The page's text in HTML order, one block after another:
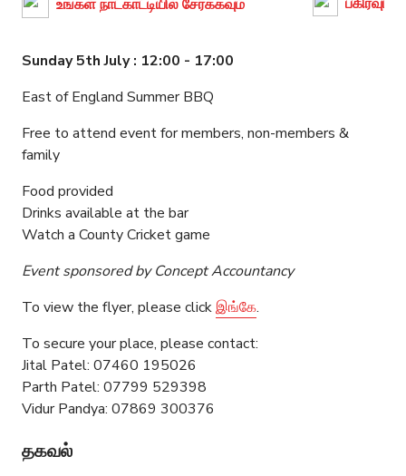
உங்கள் நாட்காட்டியில் சேர்க்கவும்
Sunday 5th July : 12:00 - 17:00
East of England Summer BBQ
Free to attend event for members, non-members &
family
Food provided
Drinks available at the bar
Watch a County Cricket game
Event sponsored by Concept Accountancy
To view the flyer, please clickஇங்கே.
To secure your place, please contact:
Jital Patel: 07460 195026
Parth Patel: 07799 529398
Vidur Pandya: 07869 300376
தகவல்